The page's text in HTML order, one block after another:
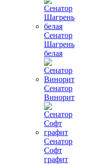
Сенатор
Шагрень
белая
Сенатор
Винорит
Сенатор
Софт
графит